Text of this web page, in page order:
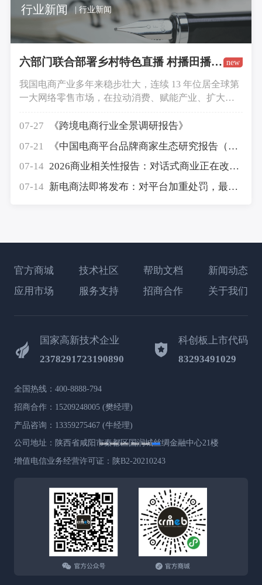
行业新闻 | 行业新闻
六部门联合部署乡村特色直播 村播田播发展获政策支持 new
我国电商产业多年来稳步壮大，连续 13 年位居全球第
一大网络零售市场，在拉动消费、赋能产业、扩大对
能，数字服务、农村电商、产业带电商以及丝路跨境
07-27
《跨境电商行业全景调研报告》
07-21
《中国电商平台品牌商家生态研究报告（2026）》发布
07-14
2026商业相关性报告：对话式商业正在改变消费者决策方式
07-14
新电商法即将发布：对平台加重处罚，最高罚款营业额5%
官方商城 技术社区 帮助文档
新闻动态
应用市场
服务支持 招商合作 关于我们
国家高新技术企业
2378291723190890
科创板上市代码
83293491029
全国热线：400-8888-794
招商合作：15209248005 (樊经理)
产品咨询：13359275467 (牛经理)
公司地址：陕西省咸阳市秦都区国润城丝绸金融中心21楼
增值电信业务经营许可证：陕B2-20210243